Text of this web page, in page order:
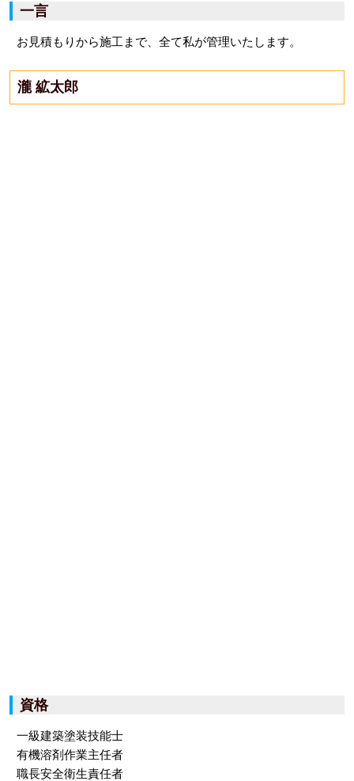
一言
お見積もりから施工まで、全て私が管理いたします。
瀧 絋太郎
資格
一級建築塗装技能士
有機溶剤作業主任者
職長安全衛生責任者